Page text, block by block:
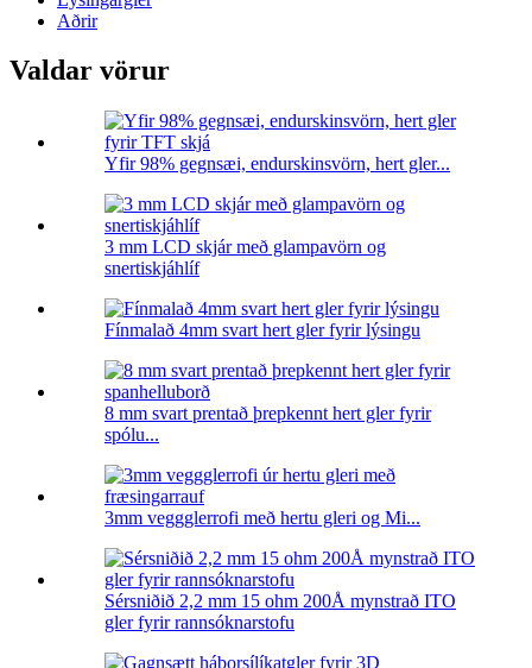
Aðrir
Valdar vörur
Yfir 98% gegnsæi, endurskinsvörn, hert gler...
3 mm LCD skjár með glampavörn og
snertiskjáhlíf
Fínmalað 4mm svart hert gler fyrir lýsingu
8 mm svart prentað þrepkennt hert gler fyrir
spólu...
3mm veggglerrofi með hertu gleri og Mi...
Sérsniðið 2,2 mm 15 ohm 200Å mynstrað ITO
gler fyrir rannsóknarstofu